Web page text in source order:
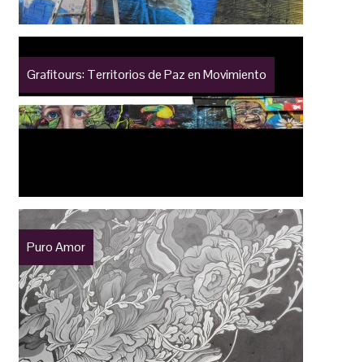
Grafitours: Territorios de Paz en Movimiento
Puro Amor